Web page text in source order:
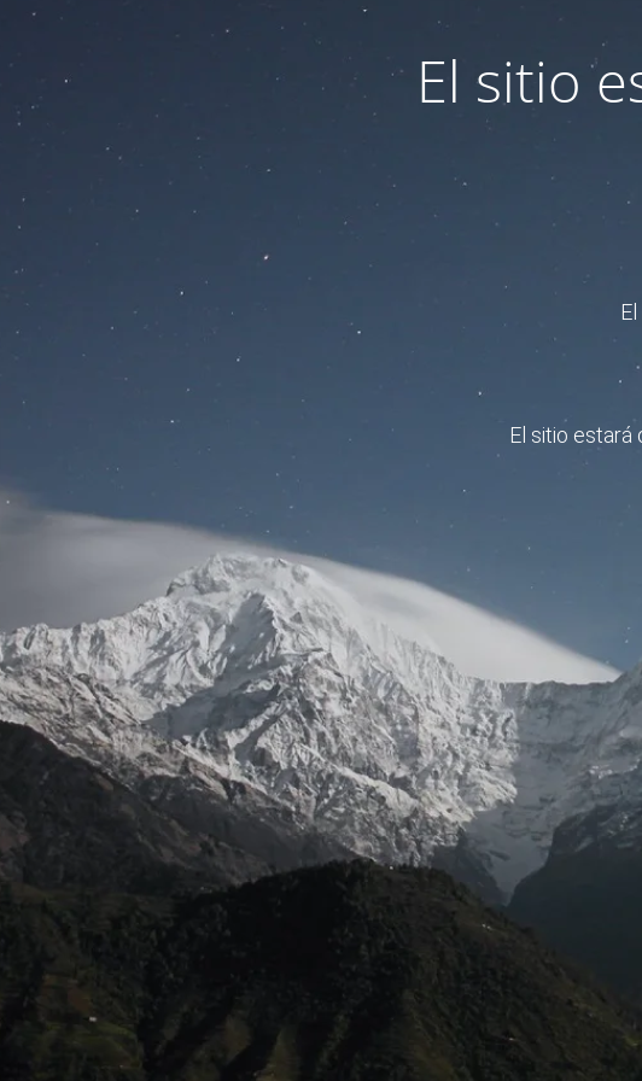
El sitio
El sitio estará